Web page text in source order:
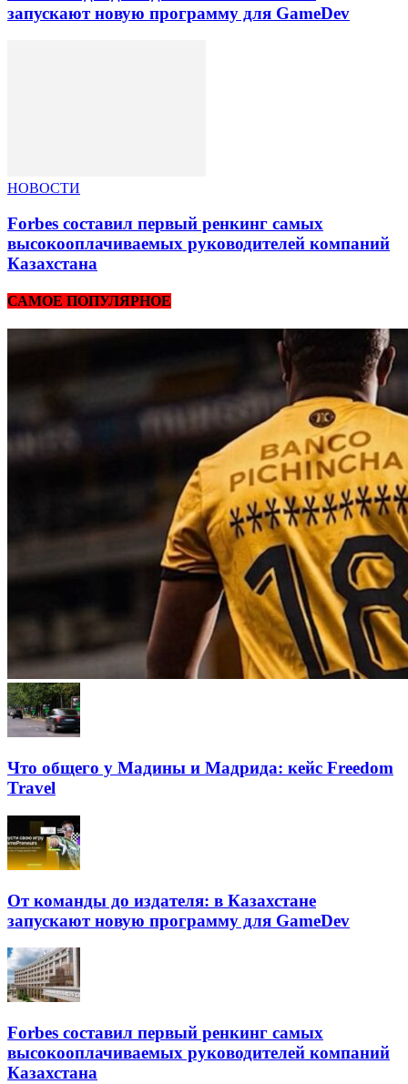
запускают новую программу для GameDev
НОВОСТИ
Forbes составил первый ренкинг самых
высокооплачиваемых руководителей компаний
Казахстана
САМОЕ ПОПУЛЯРНОЕ
Что общего у Мадины и Мадрида: кейс Freedom
Travel
От команды до издателя: в Казахстане
запускают новую программу для GameDev
Forbes составил первый ренкинг самых
высокооплачиваемых руководителей компаний
Казахстана